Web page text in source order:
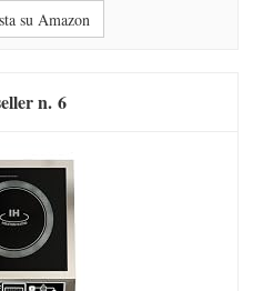
su Amazon
6